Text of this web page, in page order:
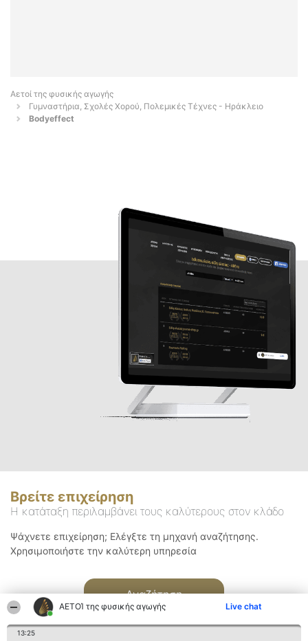
ΑΕΤΟΊ της φυσικής αγωγής Live chat
13:25
Αετοί της φυσικής αγωγής
Γυμναστήρια, Σχολές Χορού, Πολεμικές Τέχνες - Ηράκλειο
Bodyeffect
Βρείτε επιχείρηση
Η κατάταξη περιλαμβάνει τους καλύτερους στον κλάδο
Ψάχνετε επιχείρηση; Ελέγξτε τη μηχανή αναζήτησης.
Χρησιμοποιήστε την καλύτερη υπηρεσία
Αναζήτηση